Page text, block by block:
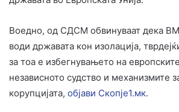
Воедно, од СДСМ обвинуваат дека
води државата кон изолација,
за тоа е избегнувањето на
независното судство и механизмите
корупцијата, објави Скопје1.мк.